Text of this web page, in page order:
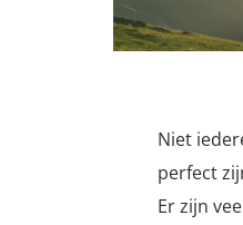
Niet
perfect
Er zijn